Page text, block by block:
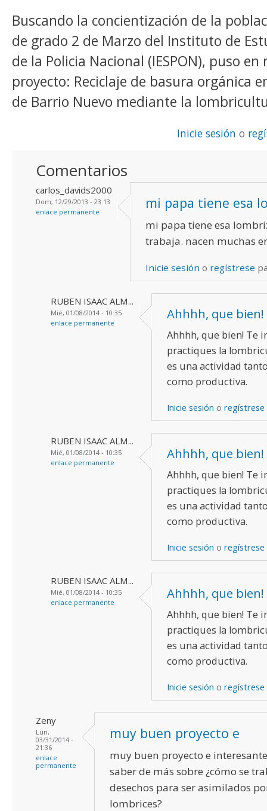
Buscando la concientización de la
de grado 2 de Marzo del Instituto de
de la Policia Nacional (IESPON), puso en
proyecto: Reciclaje de basura orgánica
de Barrio Nuevo mediante la
Inicie sesión o
Comentarios
carlos_davids2000
Dom, 12/29/2013 - 23:13
enlace permanente
mi papa tiene esa
mi papa tiene esa
trabaja. nacen muchas
Inicie sesión o regístrese
RUBEN ISAAC ALM...
Mié, 01/08/2014 - 10:35
enlace permanente
Ahhhh, que
Ahhhh, que bien! Te
practiques la
es una actividad
como productiva.
Inicie sesión o regístrese
RUBEN ISAAC ALM...
Mié, 01/08/2014 - 10:35
enlace permanente
Ahhhh, que
Ahhhh, que bien! Te
practiques la
es una actividad
como productiva.
Inicie sesión o regístrese
RUBEN ISAAC ALM...
Mié, 01/08/2014 - 10:35
enlace permanente
Ahhhh, que
Ahhhh, que bien! Te
practiques la
es una actividad
como productiva.
Inicie sesión o regístrese
Zeny
Lun,
03/31/2014 -
21:36
enlace
permanente
muy buen proyecto e
muy buen proyecto e
saber de más sobre ¿cómo se
desechos para ser asimilados
lombrices?